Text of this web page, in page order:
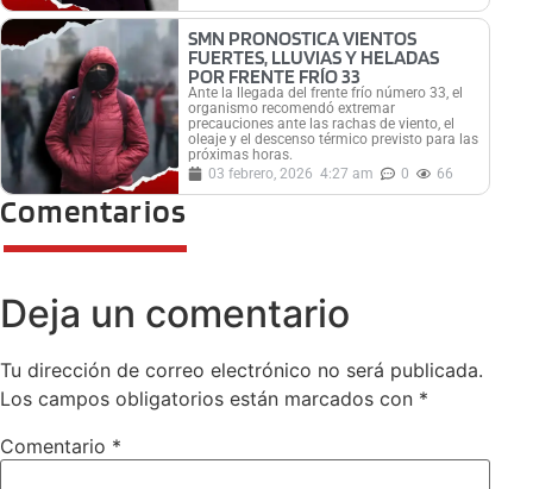
SMN PRONOSTICA VIENTOS
FUERTES, LLUVIAS Y HELADAS
POR FRENTE FRÍO 33
Ante la llegada del frente frío número 33, el
organismo recomendó extremar
precauciones ante las rachas de viento, el
oleaje y el descenso térmico previsto para las
próximas horas.
03 febrero, 2026 4:27 am 0 66
Comentarios
Deja un comentario
Tu dirección de correo electrónico no será publicada.
Los campos obligatorios están marcados con *
Comentario *